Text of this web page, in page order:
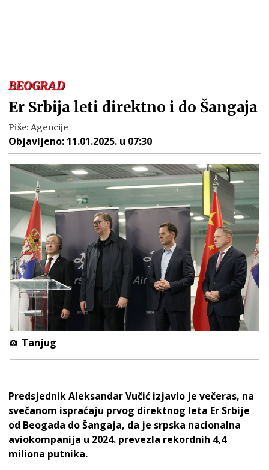
BEOGRAD
Er Srbija leti direktno i do Šangaja
Piše: Agencije
Objavljeno: 11.01.2025. u 07:30
Tanjug
Predsjednik Aleksandar Vučić izjavio je večeras, na
svečanom ispraćaju prvog direktnog leta Er Srbije
od Beogada do Šangaja, da je srpska nacionalna
aviokompanija u 2024. prevezla rekordnih 4,4
miliona putnika.